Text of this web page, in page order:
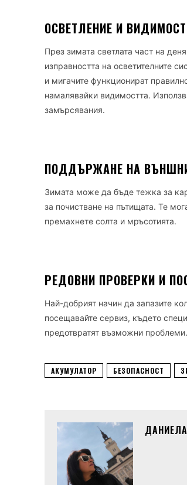
ОСВЕТЛЕНИЕ И ВИДИМОСТ
През зимата светлата част на
изправността на осветителните
и мигачите функционират
намалявайки видимостта.
замърсявания.
ПОДДЪРЖАНЕ НА
Зимата може да бъде тежка за
за почистване на пътищата. Те
премахнете солта и мръсотията.
РЕДОВНИ ПРОВЕРКИ И
Най-добрият начин да запазите
посещавайте сервиз, където
предотвратят възможни проблеми.
АКУМУЛАТОР БЕЗОПАСНОСТ
ДАНИЕЛА